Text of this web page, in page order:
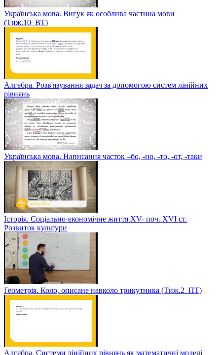
Українська мова. Вигук як особлива частина мови
(Тиж.10_ВТ)
Алгебра. Розв'язування задач за допомогою систем лінійних
рівнянь
Українська мова. Написання часток –бо, -но, -то, -от, -таки
Історія. Соціально-економічне життя XV- поч. XVI ст.
Розвиток культури
Геометрія. Коло, описане навколо трикутника (Тиж.2_ПТ)
Алгебра. Системи лінійних рівнянь як математичні моделі